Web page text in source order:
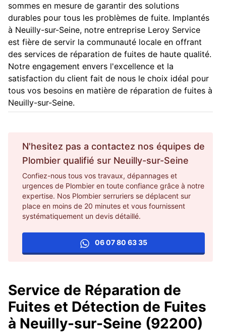
sommes en mesure de garantir des solutions
durables pour tous les problèmes de fuite. Implantés
à Neuilly-sur-Seine, notre entreprise Leroy Service
est fière de servir la communauté locale en offrant
des services de réparation de fuites de haute qualité.
Notre engagement envers l'excellence et la
satisfaction du client fait de nous le choix idéal pour
tous vos besoins en matière de réparation de fuites à
Neuilly-sur-Seine.
N'hesitez pas a contactez nos équipes de
Plombier qualifié sur Neuilly-sur-Seine
Confiez-nous tous vos travaux, dépannages et
urgences de Plombier en toute confiance grâce à notre
expertise. Nos Plombier serruriers se déplacent sur
place en moins de 20 minutes et vous fournissent
systématiquement un devis détaillé.
06 07 80 63 35
Service de Réparation de
Fuites et Détection de Fuites
à Neuilly-sur-Seine (92200)